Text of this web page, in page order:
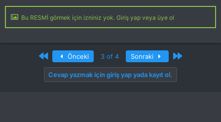
Bu RESMİ görmek için izniniz yok. Giriş yap veya üye ol
First Önceki 3 of 4 Sonraki Son
Cevap yazmak için giriş yap yada kayıt ol.